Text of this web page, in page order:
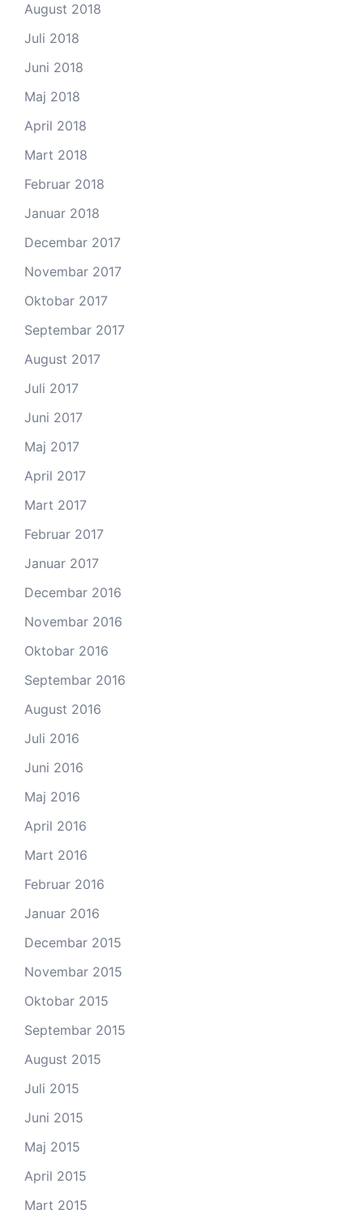
August 2018
Juli 2018
Juni 2018
Maj 2018
April 2018
Mart 2018
Februar 2018
Januar 2018
Decembar 2017
Novembar 2017
Oktobar 2017
Septembar 2017
August 2017
Juli 2017
Juni 2017
Maj 2017
April 2017
Mart 2017
Februar 2017
Januar 2017
Decembar 2016
Novembar 2016
Oktobar 2016
Septembar 2016
August 2016
Juli 2016
Juni 2016
Maj 2016
April 2016
Mart 2016
Februar 2016
Januar 2016
Decembar 2015
Novembar 2015
Oktobar 2015
Septembar 2015
August 2015
Juli 2015
Juni 2015
Maj 2015
April 2015
Mart 2015